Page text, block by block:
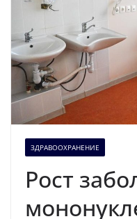
ЗДРАВООХРАНЕНИЕ
Рост